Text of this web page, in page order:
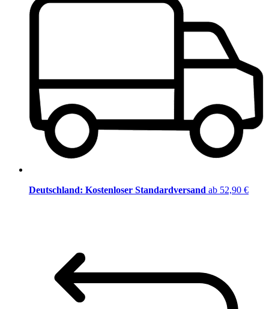
Deutschland: Kostenloser Standardversand ab 52,90 €